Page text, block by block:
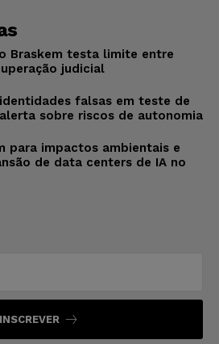
Braskem testa limite entre
judicial
falsas em teste de
sobre riscos de autonomia
para impactos ambientais e
de data centers de IA no
INSCREVER